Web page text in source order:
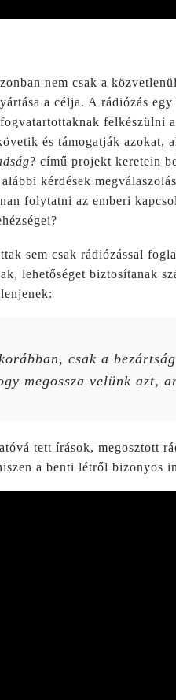
nem csak a
a célja. A rádiózás
felkészülni
és támogatják azokat,
? című projekt keretein
kérdések
folytatni az emberi
sem csak rádiózással
lehetőséget biztosítanak
csak a
megossza velünk azt,
tett írások, megosztott
a benti létről bizonyos